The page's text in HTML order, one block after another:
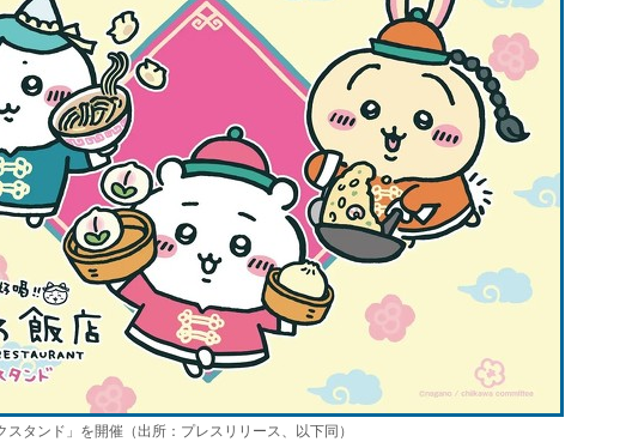
スタンド」を開催（出所：プレスリリース、以下同）